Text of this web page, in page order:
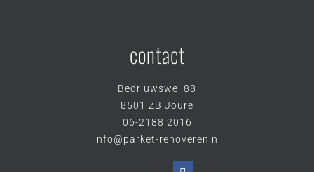
contact
Bedriuwswei 88
8501 ZB Joure
06-2188 2016
info@parket-renoveren.nl